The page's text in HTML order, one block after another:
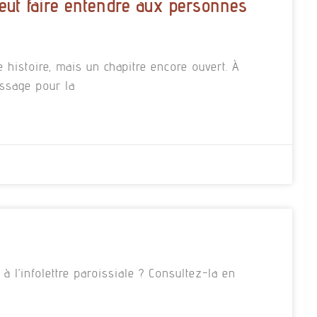
faire entendre aux personnes
histoire, mais un chapitre encore ouvert. À
pour la
l’infolettre paroissiale ? Consultez-la en